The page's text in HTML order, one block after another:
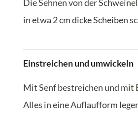
Die Sehnen von der
in etwa 2 cm dicke Scheiben
Einstreichen und umwickeln
Mit Senf bestreichen und mit
Alles in eine Auflaufform